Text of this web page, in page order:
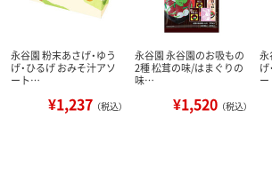
永谷園 粉末あさげ・ゆう
げ・ひるげ おみそ汁アソ
ート…
¥1,237 （税込）
永谷園 永谷園のお吸もの
2種 松茸の味/はまぐりの
味…
¥1,520 （税込）
永
げ